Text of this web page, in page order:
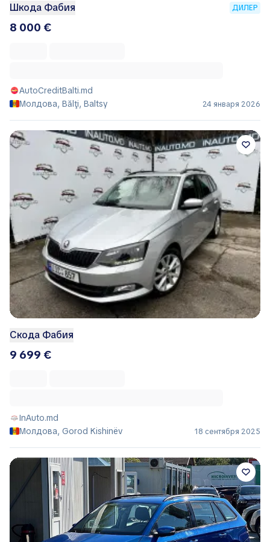
Шкода Фабия ДИЛЕР
8 000 €
AutoCreditBalti.md
Молдова, Bălţi, Baltsy
24 января 2026
Скода Фабия
9 699 €
InAuto.md
Молдова, Gorod Kishinëv
18 сентября 2025